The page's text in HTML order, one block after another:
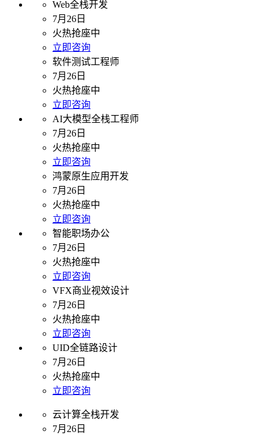
Web全栈开发
7月26日
火热抢座中
立即咨询
软件测试工程师
7月26日
火热抢座中
立即咨询
AI大模型全栈工程师
7月26日
火热抢座中
立即咨询
鸿蒙原生应用开发
7月26日
火热抢座中
立即咨询
智能职场办公
7月26日
火热抢座中
立即咨询
VFX商业视效设计
7月26日
火热抢座中
立即咨询
UID全链路设计
7月26日
火热抢座中
立即咨询
云计算全栈开发
7月26日